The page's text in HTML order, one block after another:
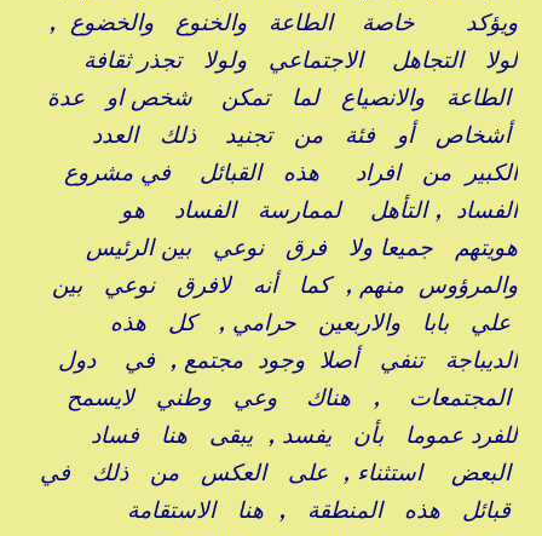
ويؤكد خاصة الطاعة والخنوع والخضوع ,
لولا التجاهل الاجتماعي ولولا تجذر ثقافة
الطاعة والانصياع لما تمكن شخص او عدة
أشخاص أو فئة من تجنيد ذلك العدد
الكبير من افراد هذه القبائل في مشروع
الفساد , التأهل لممارسة الفساد هو
هويتهم جميعا ولا فرق نوعي بين الرئيس
والمرؤوس منهم , كما أنه لافرق نوعي بين
علي بابا والاربعين حرامي , كل هذه
الديباجة تنفي أصلا وجود مجتمع , في دول
المجتمعات , هناك وعي وطني لايسمح
للفرد عموما بأن يفسد , يبقى هنا فساد
البعض استثناء , على العكس من ذلك في
قبائل هذه المنطقة , هنا الاستقامة